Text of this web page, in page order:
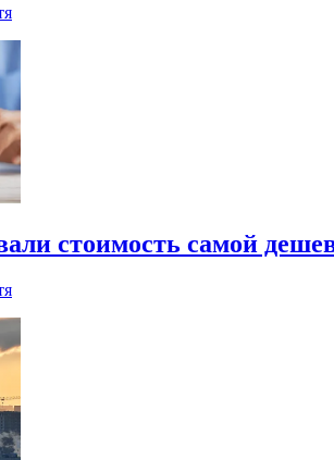
стоимость самой